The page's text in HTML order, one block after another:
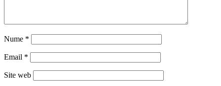
Nume *
Email *
Site web